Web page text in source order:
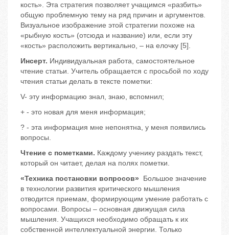
кость». Эта стратегия позволяет учащимся «разбить»
общую проблемную тему на ряд причин и аргументов.
Визуальное изображение этой стратегии похоже на
«рыбную кость» (отсюда и название) или, если эту
«кость» расположить вертикально, – на елочку [5].
Инсерт. Индивидуальная работа, самостоятельное
чтение статьи. Учитель обращается с просьбой по ходу
чтения статьи делать в тексте пометки:
V- эту информацию знал, знаю, вспомнил;
+ - это новая для меня информация;
? - эта информация мне непонятна, у меня появились
вопросы.
Чтение с пометками. Каждому ученику раздать текст,
который он читает, делая на полях пометки.
«Техника постановки вопросов» Большое значение
в технологии развития критического мышления
отводится приемам, формирующим умение работать с
вопросами. Вопросы – основная движущая сила
мышления. Учащихся необходимо обращать к их
собственной интеллектуальной энергии. Только